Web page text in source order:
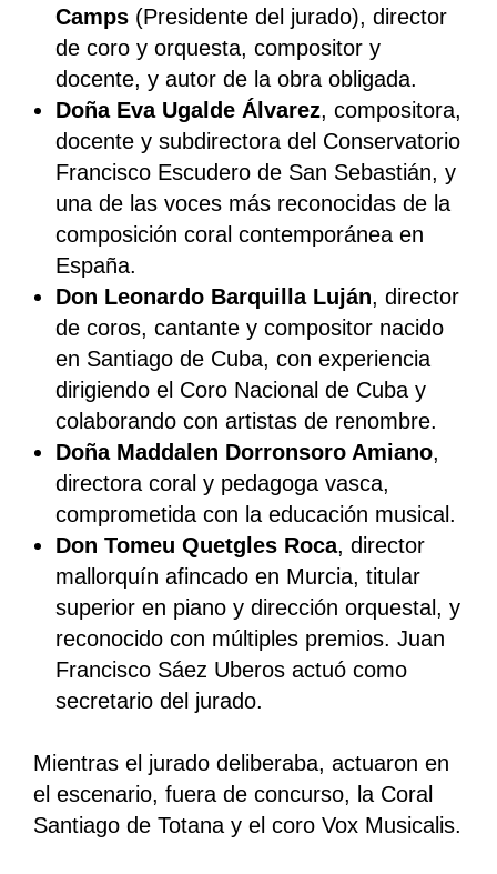
Camps (Presidente del jurado), director
de coro y orquesta, compositor y
docente, y autor de la obra obligada.
Doña Eva Ugalde Álvarez, compositora,
docente y subdirectora del Conservatorio
Francisco Escudero de San Sebastián, y
una de las voces más reconocidas de la
composición coral contemporánea en
España.
Don Leonardo Barquilla Luján, director
de coros, cantante y compositor nacido
en Santiago de Cuba, con experiencia
dirigiendo el Coro Nacional de Cuba y
colaborando con artistas de renombre.
Doña Maddalen Dorronsoro Amiano,
directora coral y pedagoga vasca,
comprometida con la educación musical.
Don Tomeu Quetgles Roca, director
mallorquín afincado en Murcia, titular
superior en piano y dirección orquestal, y
reconocido con múltiples premios. Juan
Francisco Sáez Uberos actuó como
secretario del jurado.
Mientras el jurado deliberaba, actuaron en
el escenario, fuera de concurso, la Coral
Santiago de Totana y el coro Vox Musicalis.